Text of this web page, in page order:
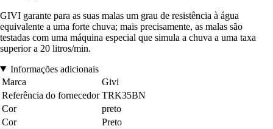
GIVI garante para as suas malas um grau de resistência à água
equivalente a uma forte chuva; mais precisamente, as malas são
testadas com uma máquina especial que simula a chuva a uma taxa
superior a 20 litros/min.
Informações adicionais
Marca
Givi
Referência do fornecedor TRK35BN
Cor
preto
Cor
Preto